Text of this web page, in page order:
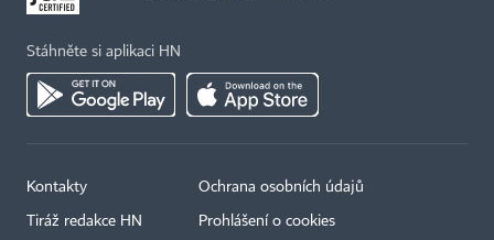
Stáhněte si aplikaci HN
Kontakty
Tiráž redakce HN
Ochrana osobních údajů
Prohlášení o cookies